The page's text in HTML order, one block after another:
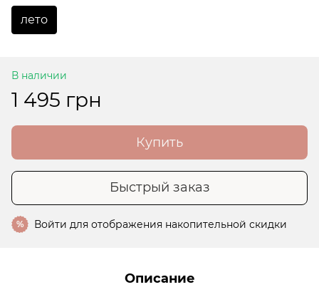
лето
В наличии
1 495 грн
Купить
Быстрый заказ
% Войти для отображения накопительной скидки
Описание